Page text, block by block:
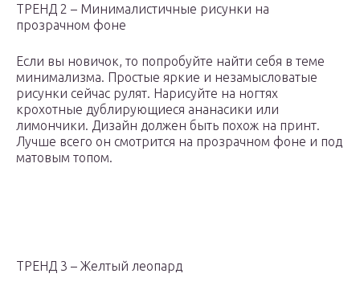
ТРЕНД 2 – Минималистичные рисунки на
прозрачном фоне
Если вы новичок, то попробуйте найти себя в теме
минимализма. Простые яркие и незамысловатые
рисунки сейчас рулят. Нарисуйте на ногтях
крохотные дублирующиеся ананасики или
лимончики. Дизайн должен быть похож на принт.
Лучше всего он смотрится на прозрачном фоне и под
матовым топом.
ТРЕНД 3 – Желтый леопард